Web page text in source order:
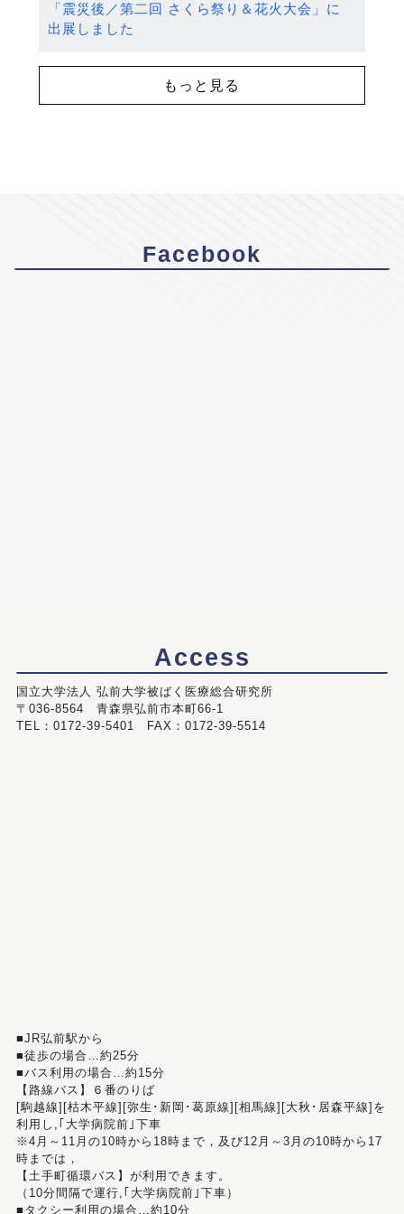
「震災後／第二回 さくら祭り＆花火大会」に
出展しました
もっと見る
Facebook
Access
国立大学法人 弘前大学被ばく医療総合研究所
〒036-8564 青森県弘前市本町66-1
TEL：0172-39-5401 FAX：0172-39-5514
■JR弘前駅から
■徒歩の場合…約25分
■バス利用の場合…約15分
【路線バス】６番のりば
[駒越線][枯木平線][弥生･新岡･葛原線][相馬線][大秋･居森平線]を
利用し,｢大学病院前｣下車
※4月～11月の10時から18時まで，及び12月～3月の10時から17
時までは，
【土手町循環バス】が利用できます。
（10分間隔で運行,｢大学病院前｣下車）
■タクシー利用の場合…約10分